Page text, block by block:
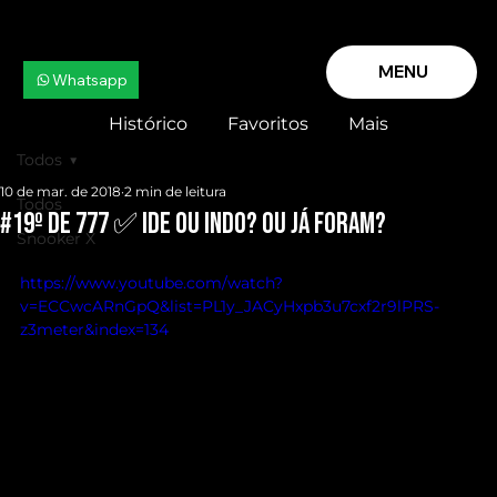
MENU
Whatsapp
Histórico Favoritos Mais
Todos
Snooker X
Todos
#19º de 777 ✅ IDE OU INDO? OU JÁ FORAM?
10 de mar. de 2018 2 min de leitura
https://www.youtube.com/watch?
v=ECCwcARnGpQ&list=PL1y_JACyHxpb3u7cxf2r9lPRS-
z3meter&index=134